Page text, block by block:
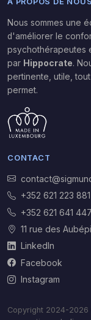
Nous sommes une
d'améliorer le
psychothérapeutes
par Hippocrate.
pertinente, utile,
permet.
CONTACT
+352 621 223 881
+352 621 641 447
11 rue des
LinkedIn
Facebook
Instagram
Copyright 2024-